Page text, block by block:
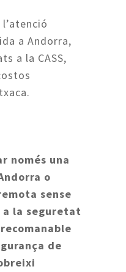
a Andorra,
a la CASS,
només una
o
sense
la seguretat
de